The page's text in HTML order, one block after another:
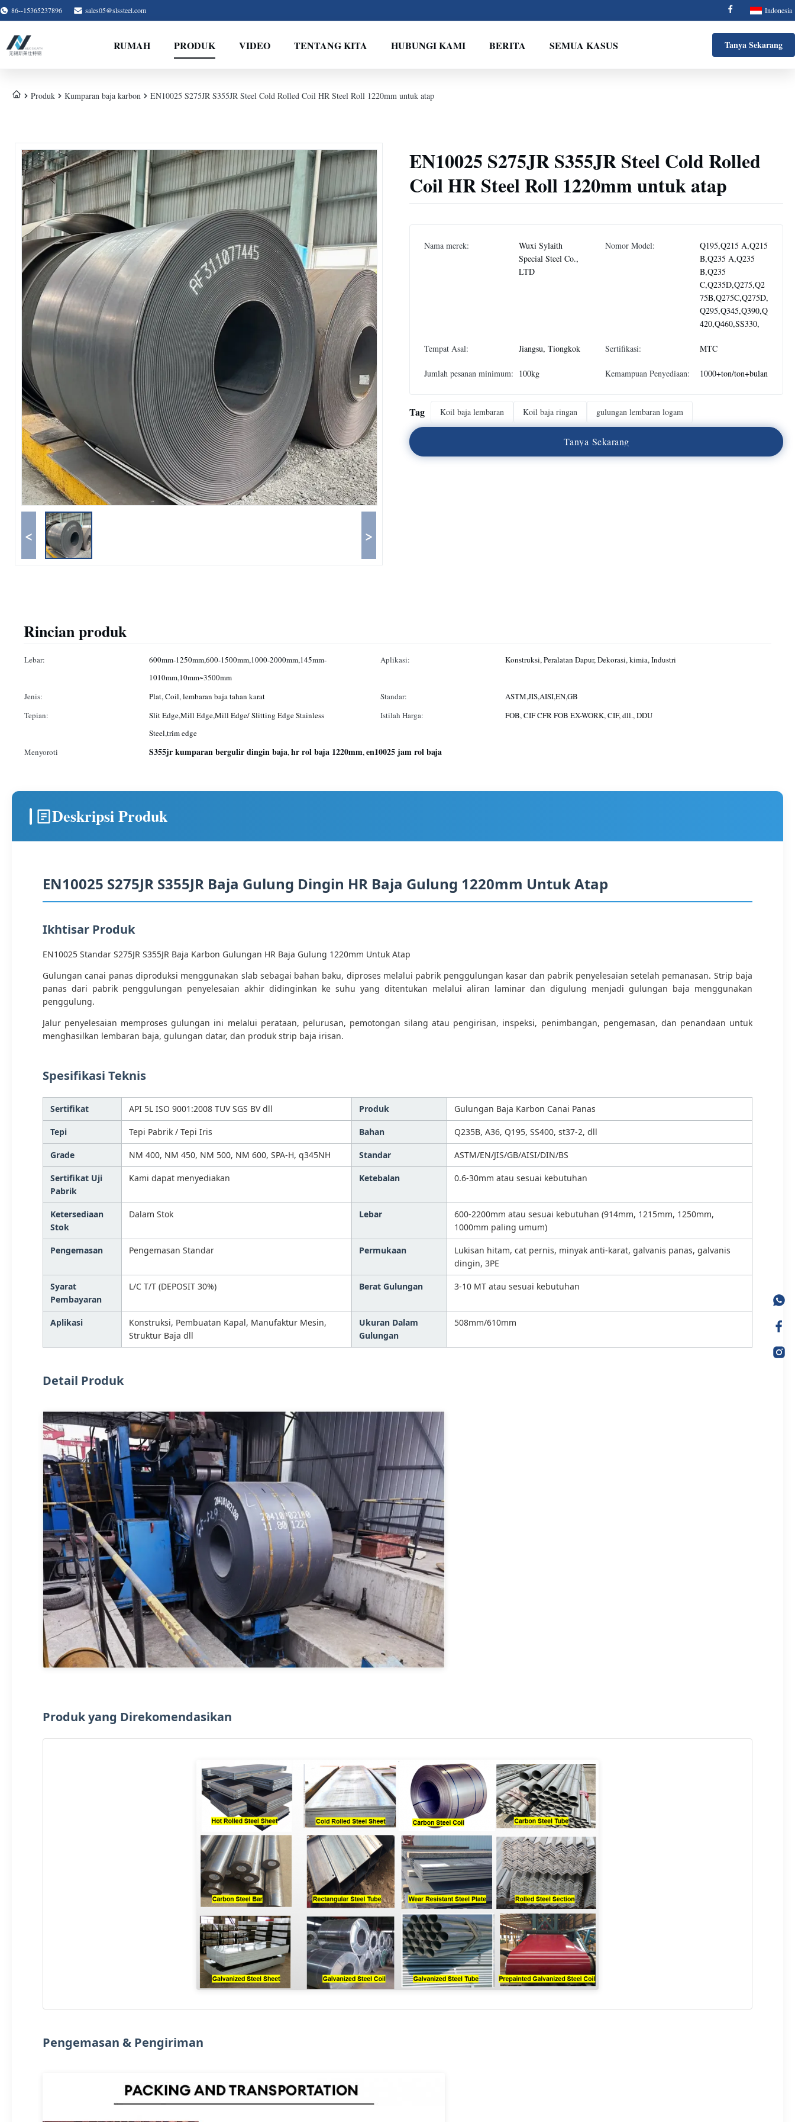
86--15365237896 sales05@slssteel.com Indonesia
RUMAH PRODUK VIDEO TENTANG KITA HUBUNGI KAMI BERITA SEMUA KASUS Tanya Sekarang
Produk Kumparan baja karbon EN10025 S275JR S355JR Steel Cold Rolled Coil HR Steel Roll 1220mm untuk atap
< >
EN10025 S275JR S355JR Steel Cold Rolled
Coil HR Steel Roll 1220mm untuk atap
Nama merek:
Wuxi Sylaith
Special Steel Co.,
LTD
Nomor Model:
Q195,Q215 A,Q215
B,Q235 A,Q235
B,Q235
C,Q235D,Q275,Q2
75B,Q275C,Q275D,
Q295,Q345,Q390,Q
420,Q460,SS330,
Tempat Asal: Jiangsu, Tiongkok Sertifikasi: MTC
Jumlah pesanan minimum: 100kg Kemampuan Penyediaan: 1000+ton/ton+bulan
Tag Koil baja lembaran Koil baja ringan gulungan lembaran logam
Tanya Sekarang
Rincian produk
Lebar:
600mm-1250mm,600-1500mm,1000-2000mm,145mm-
1010mm,10mm~3500mm
Aplikasi: Konstruksi, Peralatan Dapur, Dekorasi, kimia, Industri
Jenis: Plat, Coil, lembaran baja tahan karat Standar:
ASTM,JIS,AISI,EN,GB
Tepian:
Slit Edge,Mill Edge,Mill Edge/ Slitting Edge Stainless
Steel,trim edge
Istilah Harga: FOB, CIF CFR FOB EX-WORK, CIF, dll., DDU
Menyoroti S355jr kumparan bergulir dingin baja,hr rol baja 1220mm,en10025 jam rol baja
Deskripsi Produk
EN10025 S275JR S355JR Baja Gulung Dingin HR Baja Gulung 1220mm Untuk Atap
Ikhtisar Produk
EN10025 Standar S275JR S355JR Baja Karbon Gulungan HR Baja Gulung 1220mm Untuk Atap
Gulungan canai panas diproduksi menggunakan slab sebagai bahan baku, diproses melalui pabrik penggulungan kasar dan pabrik penyelesaian setelah pemanasan. Strip baja
panas dari pabrik penggulungan penyelesaian akhir didinginkan ke suhu yang ditentukan melalui aliran laminar dan digulung menjadi gulungan baja menggunakan
penggulung.
Jalur penyelesaian memproses gulungan ini melalui perataan, pelurusan, pemotongan silang atau pengirisan, inspeksi, penimbangan, pengemasan, dan penandaan untuk
menghasilkan lembaran baja, gulungan datar, dan produk strip baja irisan.
Spesifikasi Teknis
Sertifikat API 5L ISO 9001:2008 TUV SGS BV dll Produk Gulungan Baja Karbon Canai Panas
Tepi Tepi Pabrik / Tepi Iris Bahan Q235B, A36, Q195, SS400, st37-2, dll
Grade NM 400, NM 450, NM 500, NM 600, SPA-H, q345NH Standar ASTM/EN/JIS/GB/AISI/DIN/BS
Sertifikat Uji
Pabrik
Kami dapat menyediakan Ketebalan 0.6-30mm atau sesuai kebutuhan
Ketersediaan
Stok
Dalam Stok Lebar
600-2200mm atau sesuai kebutuhan (914mm, 1215mm, 1250mm,
1000mm paling umum)
Pengemasan Pengemasan Standar Permukaan
Lukisan hitam, cat pernis, minyak anti-karat, galvanis panas, galvanis
dingin, 3PE
Syarat
Pembayaran
L/C T/T (DEPOSIT 30%) Berat Gulungan 3-10 MT atau sesuai kebutuhan
Aplikasi
Konstruksi, Pembuatan Kapal, Manufaktur Mesin,
Struktur Baja dll
Ukuran Dalam
Gulungan
508mm/610mm
Detail Produk
Produk yang Direkomendasikan
Pengemasan & Pengiriman